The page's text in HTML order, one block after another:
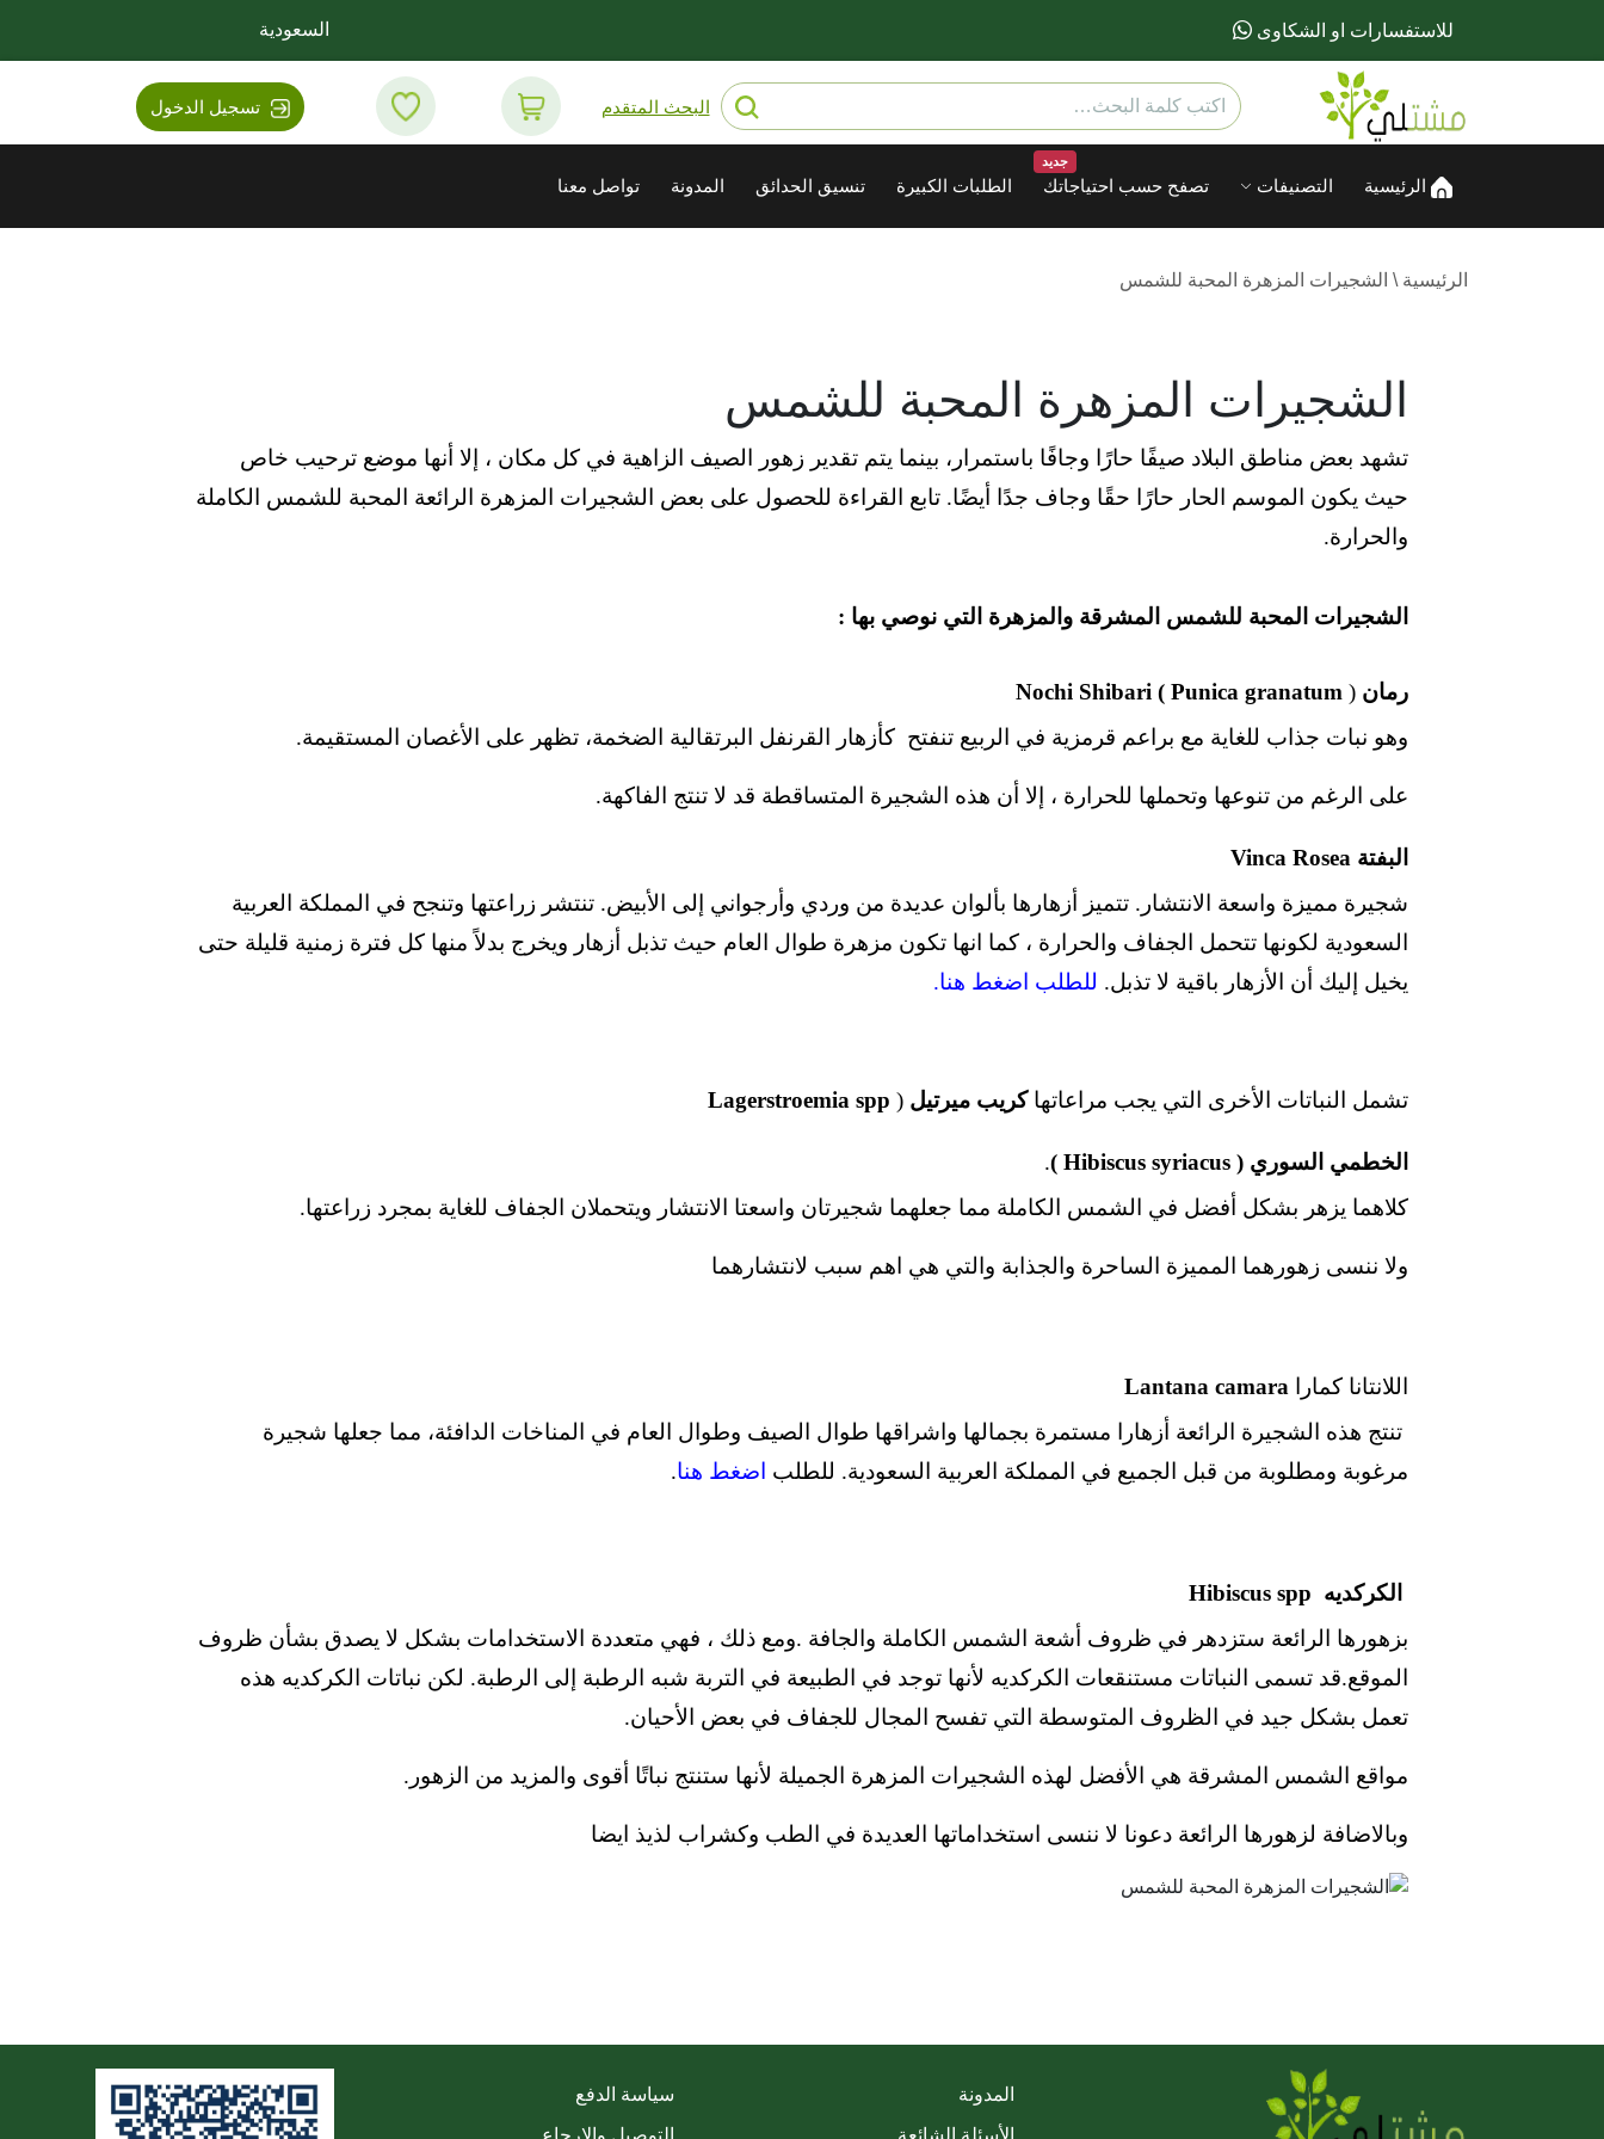
للاستفسارات او الشكاوى السعودية
البحث المتقدم تسجيل الدخول
الرئيسية التصنيفات
جديد
تصفح حسب احتياجاتك الطلبات الكبيرة تنسيق الحدائق المدونة تواصل معنا
الرئيسية \ الشجيرات المزهرة المحبة للشمس
الشجيرات المزهرة المحبة للشمس
تشهد بعض مناطق البلاد صيفًا حارًا وجافًا باستمرار، بينما يتم تقدير زهور الصيف الزاهية في كل مكان ، إلا أنها موضع ترحيب خاص
حيث يكون الموسم الحار حارًا حقًا وجاف جدًا أيضًا. تابع القراءة للحصول على بعض الشجيرات المزهرة الرائعة المحبة للشمس الكاملة
والحرارة.
الشجيرات المحبة للشمس المشرقة والمزهرة التي نوصي بها :
رمان Nochi Shibari ( Punica granatum )
وهو نبات جذاب للغاية مع براعم قرمزية في الربيع تنفتح كأزهار القرنفل البرتقالية الضخمة، تظهر على الأغصان المستقيمة.
على الرغم من تنوعها وتحملها للحرارة ، إلا أن هذه الشجيرة المتساقطة قد لا تنتج الفاكهة.
البفتة Vinca Rosea
شجيرة مميزة واسعة الانتشار. تتميز أزهارها بألوان عديدة من وردي وأرجواني إلى الأبيض. تنتشر زراعتها وتنجح في المملكة العربية
السعودية لكونها تتحمل الجفاف والحرارة ، كما انها تكون مزهرة طوال العام حيث تذبل أزهار ويخرج بدلاً منها كل فترة زمنية قليلة حتى
يخيل إليك أن الأزهار باقية لا تذبل. للطلب اضغط هنا.
تشمل النباتات الأخرى التي يجب مراعاتهاكريب ميرتيل (
Lagerstroemia spp
الخطمي السوري ( Hibiscus syriacus )
.
كلاهما يزهر بشكل أفضل في الشمس الكاملة مما جعلهما شجيرتان واسعتا الانتشار ويتحملان الجفاف للغاية بمجرد زراعتها.
ولا ننسى زهورهما المميزة الساحرة والجذابة والتي هي اهم سبب لانتشارهما
اللانتانا كمارا Lantana camara
تنتج هذه الشجيرة الرائعة أزهارا مستمرة بجمالها واشراقها طوال الصيف وطوال العام في المناخات الدافئة، مما جعلها شجيرة
مرغوبة ومطلوبة من قبل الجميع في المملكة العربية السعودية. للطلب اضغط هنا.
الكركديه Hibiscus spp
بزهورها الرائعة ستزدهر في ظروف أشعة الشمس الكاملة والجافة .ومع ذلك ، فهي متعددة الاستخدامات بشكل لا يصدق بشأن ظروف
الموقع.قد تسمى النباتات مستنقعات الكركديه لأنها توجد في الطبيعة في التربة شبه الرطبة إلى الرطبة. لكن نباتات الكركديه هذه
تعمل بشكل جيد في الظروف المتوسطة التي تفسح المجال للجفاف في بعض الأحيان.
مواقع الشمس المشرقة هي الأفضل لهذه الشجيرات المزهرة الجميلة لأنها ستنتج نباتًا أقوى والمزيد من الزهور.
وبالاضافة لزهورها الرائعة دعونا لا ننسى استخداماتها العديدة في الطب وكشراب لذيذ ايضا
المدونة
سياسة الدفع